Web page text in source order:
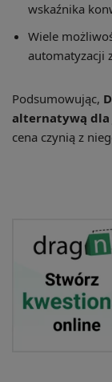
wskaźnika
Wiele
automatyzacji
Podsumowując,
alternatywą dla
cena czynią z